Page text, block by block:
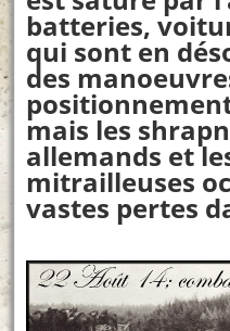
batteries,
qui sont en
des
mais les
allemands et
mitrailleuses
vastes pertes